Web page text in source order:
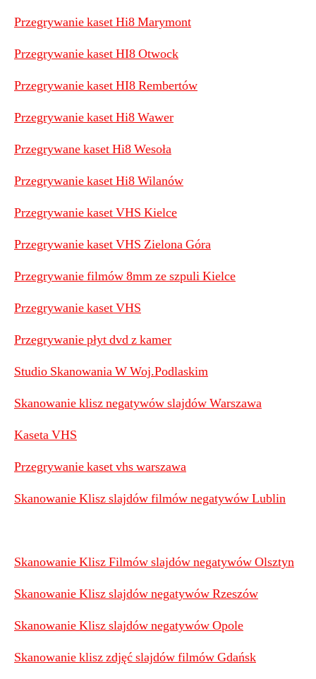
Przegrywanie kaset Hi8 Marymont
Przegrywanie kaset HI8 Otwock
Przegrywanie kaset HI8 Rembertów
Przegrywanie kaset Hi8 Wawer
Przegrywane kaset Hi8 Wesoła
Przegrywanie kaset Hi8 Wilanów
Przegrywanie kaset VHS Kielce
Przegrywanie kaset VHS Zielona Góra
Przegrywanie filmów 8mm ze szpuli Kielce
Przegrywanie kaset VHS
Przegrywanie płyt dvd z kamer
Studio Skanowania W Woj.Podlaskim
Skanowanie klisz negatywów slajdów Warszawa
Kaseta VHS
Przegrywanie kaset vhs warszawa
Skanowanie Klisz slajdów filmów negatywów Lublin
Skanowanie Klisz Filmów slajdów negatywów Olsztyn
Skanowanie Klisz slajdów negatywów Rzeszów
Skanowanie Klisz slajdów negatywów Opole
Skanowanie klisz zdjęć slajdów filmów Gdańsk